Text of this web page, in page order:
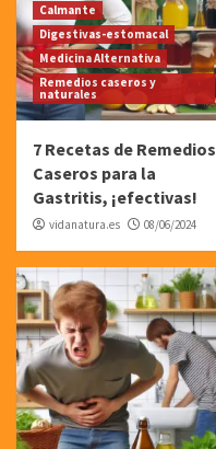
Calmante
Digestivas-estomacal
Medicina Alternativa
Remedios caseros y
naturales
7 Recetas de Remedios
Caseros para la
Gastritis, ¡efectivas!
vidanatura.es 08/06/2024